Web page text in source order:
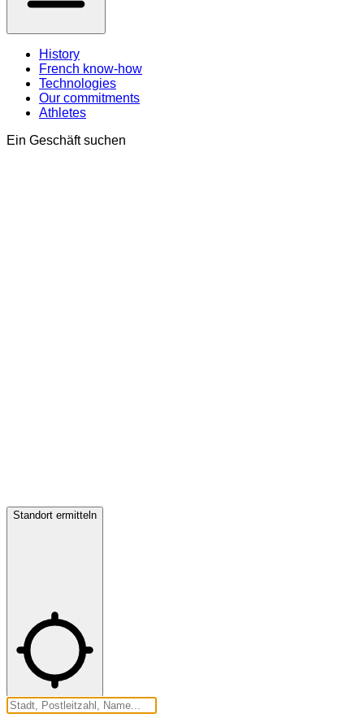
History
French know-how
Technologies
Our commitments
Athletes
Ein Geschäft suchen
Standort ermitteln